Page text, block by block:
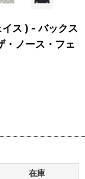
ス ) - バックス
・ノース・フェ
在庫